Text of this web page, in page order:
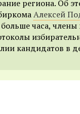
региона. Об
Алексей
часа, члены
кандидатов в